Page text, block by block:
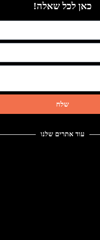
עוד אתרים שלנו
כאן לכל שאלה!
שלח